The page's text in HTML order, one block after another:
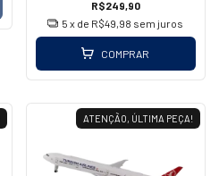
R$249,90
5 x de R$49,98 sem juros
COMPRAR
ATENÇÃO, ÚLTIMA PEÇA!